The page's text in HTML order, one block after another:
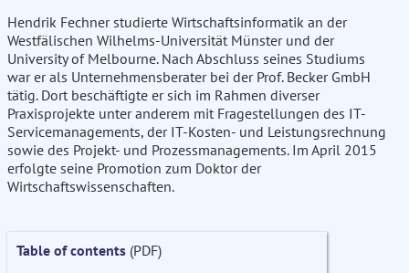
Hendrik Fechner studierte Wirtschaftsinformatik an der
Westfälischen Wilhelms-Universität Münster und der
University of Melbourne. Nach Abschluss seines Studiums
war er als Unternehmensberater bei der Prof. Becker GmbH
tätig. Dort beschäftigte er sich im Rahmen diverser
Praxisprojekte unter anderem mit Fragestellungen des IT-
Servicemanagements, der IT-Kosten- und Leistungsrechnung
sowie des Projekt- und Prozessmanagements. Im April 2015
erfolgte seine Promotion zum Doktor der
Wirtschaftswissenschaften.
Table of contents (PDF)